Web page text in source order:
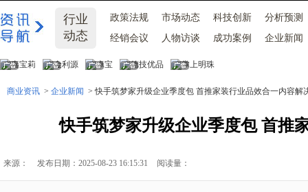
行业
动态
政策法规 市场动态 科技创新
分析预测
经销会议
人物访谈 成功案例 企业新闻
商业资讯 > 企业新闻 > 快手筑梦家升级企业季度包 首推家装行业品效合一内容解
快手筑梦家升级企业季度包 首推
来源： 发布日期：2025-08-23 16:15:31 阅读量：